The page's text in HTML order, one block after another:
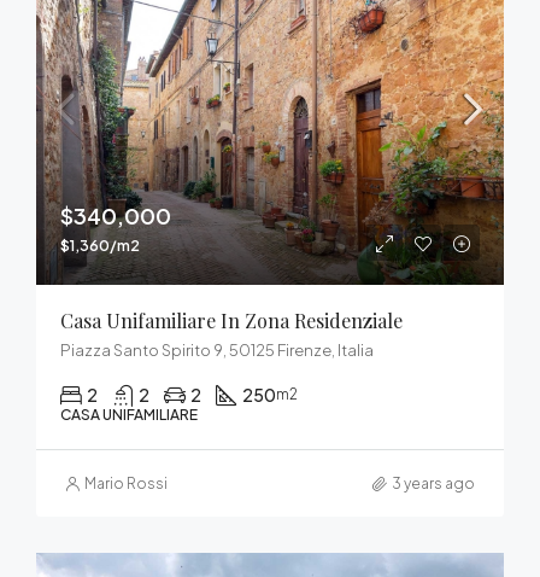
$340,000
$1,360/m2
Casa Unifamiliare In Zona Residenziale
Piazza Santo Spirito 9, 50125 Firenze, Italia
2 2 2 250m2
CASA UNIFAMILIARE
Mario Rossi 3 years ago